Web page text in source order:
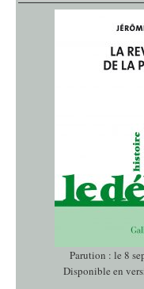
Parution : le 8
Disponible en